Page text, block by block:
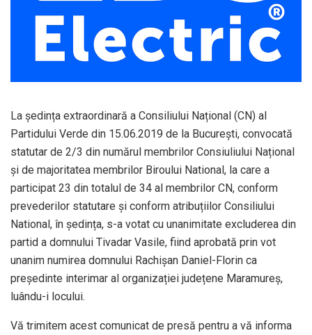
La ședința extraordinară a Consiliului Național (CN) al
Partidului Verde din 15.06.2019 de la București, convocată
statutar de 2/3 din numărul membrilor Consiuliului Național
și de majoritatea membrilor Biroului National, la care a
participat 23 din totalul de 34 al membrilor CN, conform
prevederilor statutare și conform atribuțiilor Consiliului
National, în ședința, s-a votat cu unanimitate excluderea din
partid a domnului Tivadar Vasile, fiind aprobată prin vot
unanim numirea domnului Rachișan Daniel-Florin ca
președinte interimar al organizației județene Maramureș,
luându-i locului.
Vă trimitem acest comunicat de presă pentru a vă informa